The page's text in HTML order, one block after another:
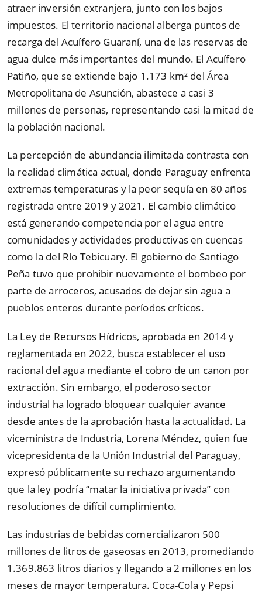
atraer inversión extranjera, junto con los bajos
impuestos. El territorio nacional alberga puntos de
recarga del Acuífero Guaraní, una de las reservas de
agua dulce más importantes del mundo. El Acuífero
Patiño, que se extiende bajo 1.173 km² del Área
Metropolitana de Asunción, abastece a casi 3
millones de personas, representando casi la mitad de
la población nacional.
La percepción de abundancia ilimitada contrasta con
la realidad climática actual, donde Paraguay enfrenta
extremas temperaturas y la peor sequía en 80 años
registrada entre 2019 y 2021. El cambio climático
está generando competencia por el agua entre
comunidades y actividades productivas en cuencas
como la del Río Tebicuary. El gobierno de Santiago
Peña tuvo que prohibir nuevamente el bombeo por
parte de arroceros, acusados de dejar sin agua a
pueblos enteros durante períodos críticos.
La Ley de Recursos Hídricos, aprobada en 2014 y
reglamentada en 2022, busca establecer el uso
racional del agua mediante el cobro de un canon por
extracción. Sin embargo, el poderoso sector
industrial ha logrado bloquear cualquier avance
desde antes de la aprobación hasta la actualidad. La
viceministra de Industria, Lorena Méndez, quien fue
vicepresidenta de la Unión Industrial del Paraguay,
expresó públicamente su rechazo argumentando
que la ley podría “matar la iniciativa privada” con
resoluciones de difícil cumplimiento.
Las industrias de bebidas comercializaron 500
millones de litros de gaseosas en 2013, promediando
1.369.863 litros diarios y llegando a 2 millones en los
meses de mayor temperatura. Coca-Cola y Pepsi